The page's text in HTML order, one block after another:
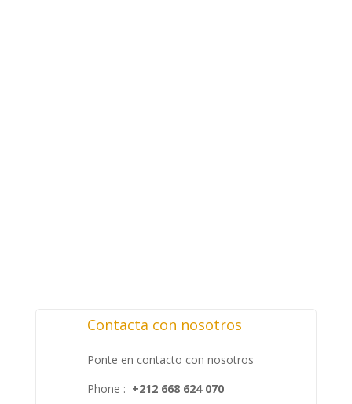
Contacta con nosotros
Ponte en contacto con nosotros
Phone : +212 668 624 070